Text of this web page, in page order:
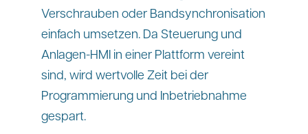
Verschrauben oder Bandsynchronisation
einfach umsetzen. Da Steuerung und
Anlagen-HMI in einer Plattform vereint
sind, wird wertvolle Zeit bei der
Programmierung und Inbetriebnahme
gespart.